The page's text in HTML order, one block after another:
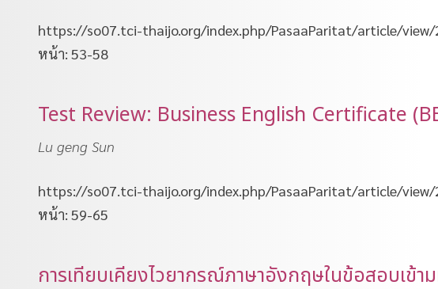
https://so07.tci-thaijo.org/index.php/PasaaParitat/article/
หน้า: 53-58
Test Review: Business English Certificate
Lu geng Sun
https://so07.tci-thaijo.org/index.php/PasaaParitat/article/
หน้า: 59-65
การเทียบเคียงไวยากรณ์ภาษาอังกฤษในข้อสอบเข้